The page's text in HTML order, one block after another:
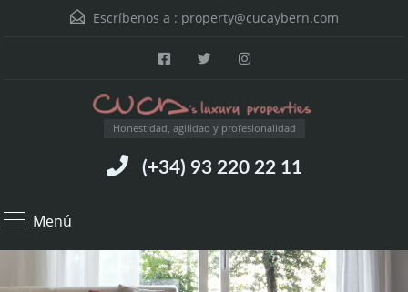
Escríbenos a : property@cucaybern.com
Honestidad, agilidad y profesionalidad
(+34) 93 220 22 11
Menú